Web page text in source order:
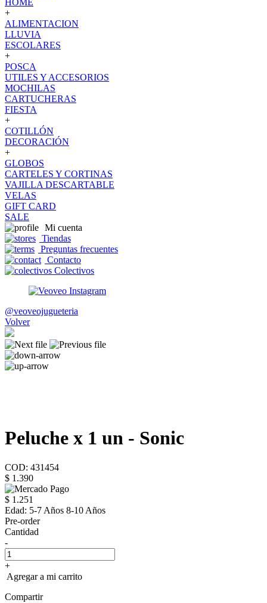
HOME
+
ALIMENTACION
LLUVIA
ESCOLARES
+
POSCA
UTILES Y ACCESORIOS
MOCHILAS
CARTUCHERAS
FIESTA
+
COTILLÓN
DECORACIÓN
+
GLOBOS
CARTELES Y CORTINAS
VAJILLA DESCARTABLE
VELAS
GIFT CARD
SALE
Mi cuenta
Tiendas
Preguntas frecuentes
Contacto
Colectivos
@veoveojugueteria
Volver
Peluche x 1 un - Sonic
COD: 431454
$ 1.390
$ 1.251
Edad: 5-7 Años 8-10 Años
Pre-order
Cantidad
-
+
Agregar a mi carrito
Compartir